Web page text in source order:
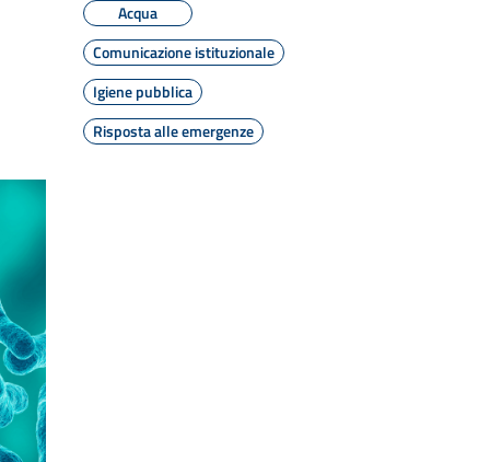
Acqua
Comunicazione istituzionale
Igiene pubblica
Risposta alle emergenze